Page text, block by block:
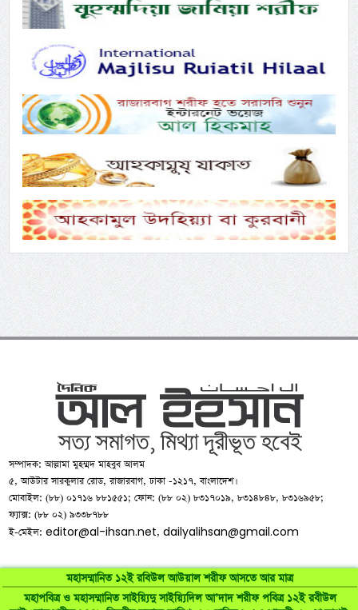
মহাসম্মানিত ১২ই রবিউল আউয়াল শরীফ আসতে আর মাত্র
মহাপবিত্র ও মহাসম্মানিত সাইয়্যিদু সাইয়্যিদিল আ’দাদ শরীফ পবিত্র ১২ই রবীউল
সম্পাদক: আল্লামা মুহম্মদ মাহবুব আলম
৫, আউটার সারকুলার রোড, রাজারবাগ, ঢাকা -১২১৭, বাংলাদেশ।
মোবাইল: (৮৮) ০১৭১৬ ৮৮১৫৫১; ফোন: (৮৮ ০২) ৮৩১৭০১৯, ৮৩১৪৮৪৮, ৮৩১৬৯৫৮;
ফ্যাক্স: (৮৮ ০২) ৯৩৩৮৭৮৮
ই-মেইল:editor@al-ihsan.net,dailyalihsan@gmail.com